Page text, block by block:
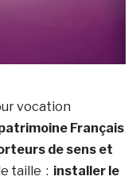
vocation
Français
de sens et
taille : installer le